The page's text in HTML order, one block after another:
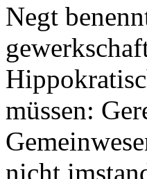
Negt
müssen:
nicht